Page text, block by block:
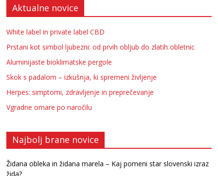
Aktualne novice
White label in private label CBD
Prstani kot simbol ljubezni: od prvih obljub do zlatih obletnic
Aluminijaste bioklimatske pergole
Skok s padalom – izkušnja, ki spremeni življenje
Herpes: simptomi, zdravljenje in preprečevanje
Vgradne omare po naročilu
Najbolj brane novice
Židana obleka in židana marela – Kaj pomeni star slovenski izraz
žida?